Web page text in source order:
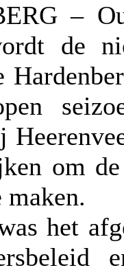
–
de
om de
het